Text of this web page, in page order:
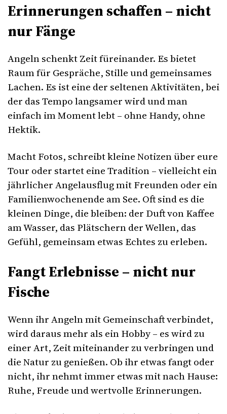
Erinnerungen schaffen – nicht
nur Fänge
Angeln schenkt Zeit füreinander. Es bietet
Raum für Gespräche, Stille und gemeinsames
Lachen. Es ist eine der seltenen Aktivitäten, bei
der das Tempo langsamer wird und man
einfach im Moment lebt – ohne Handy, ohne
Hektik.
Macht Fotos, schreibt kleine Notizen über eure
Tour oder startet eine Tradition – vielleicht ein
jährlicher Angelausflug mit Freunden oder ein
Familienwochenende am See. Oft sind es die
kleinen Dinge, die bleiben: der Duft von Kaffee
am Wasser, das Plätschern der Wellen, das
Gefühl, gemeinsam etwas Echtes zu erleben.
Fangt Erlebnisse – nicht nur
Fische
Wenn ihr Angeln mit Gemeinschaft verbindet,
wird daraus mehr als ein Hobby – es wird zu
einer Art, Zeit miteinander zu verbringen und
die Natur zu genießen. Ob ihr etwas fangt oder
nicht, ihr nehmt immer etwas mit nach Hause:
Ruhe, Freude und wertvolle Erinnerungen.